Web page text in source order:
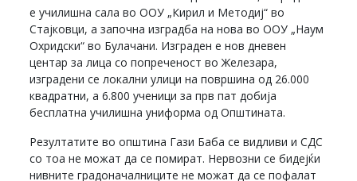
е училишна сала во ООУ „Кирил и Методиј“ во
Стајковци, а започна изградба на нова во ООУ „Наум
Охридски“ во Булачани. Изграден е нов дневен
центар за лица со попреченост во Железара,
изградени се локални улици на површина од 26.000
квадратни, а 6.800 ученици за прв пат добија
бесплатна училишна униформа од Општината.
Резултатите во општина Гази Баба се видливи и СДС
со тоа не можат да се помират. Нервозни се бидејќи
нивните градоначалниците не можат да се пофалат